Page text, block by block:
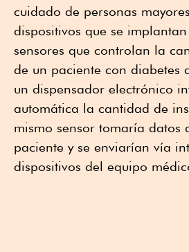
cuidado de personas
dispositivos que se
sensores que controlan la
de un paciente con diabetes
un dispensador electrónico
automática la cantidad de
mismo sensor tomaría datos
paciente y se enviarían vía
dispositivos del equipo